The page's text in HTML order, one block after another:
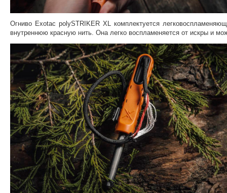
Огниво Exotac polySTRIKER XL комплектуется
внутреннюю красную нить. Она легко воспламеняется от искры и